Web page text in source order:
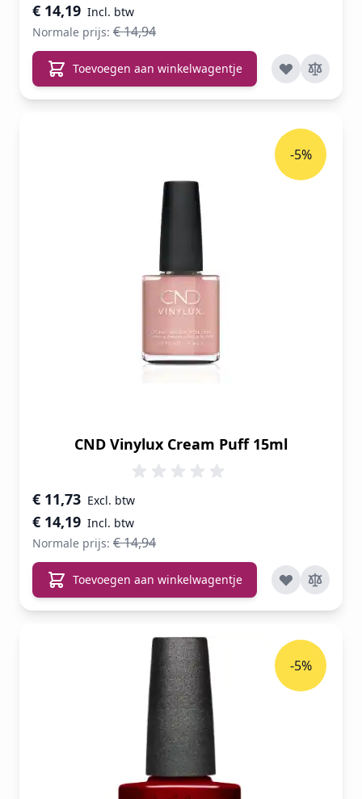
€ 14,19
Normale prijs: € 14,94
Toevoegen aan winkelwagentje
CND Vinylux Cream Puff 15ml
Speciale prijs
€ 14,19
€ 11,73
Normale prijs: € 14,94
-5%
Toevoegen aan winkelwagentje
-5%